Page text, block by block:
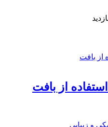
از بافت
و زیبایی